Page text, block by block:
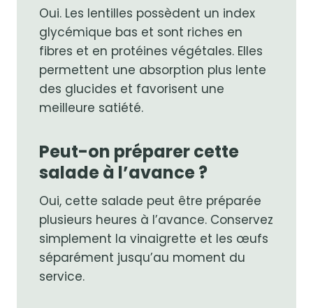
Oui. Les lentilles possèdent un index
glycémique bas et sont riches en
fibres et en protéines végétales. Elles
permettent une absorption plus lente
des glucides et favorisent une
meilleure satiété.
Peut-on préparer cette
salade à l’avance ?
Oui, cette salade peut être préparée
plusieurs heures à l’avance. Conservez
simplement la vinaigrette et les œufs
séparément jusqu’au moment du
service.